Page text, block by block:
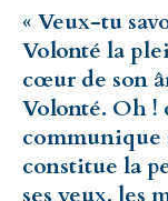
« Veux-tu
Volonté la
cœur de son
Volonté. Oh !
communique
constitue la
ses yeux, les